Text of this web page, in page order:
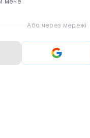
Pixel
Або через мережі